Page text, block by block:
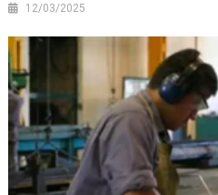
12/03/2025